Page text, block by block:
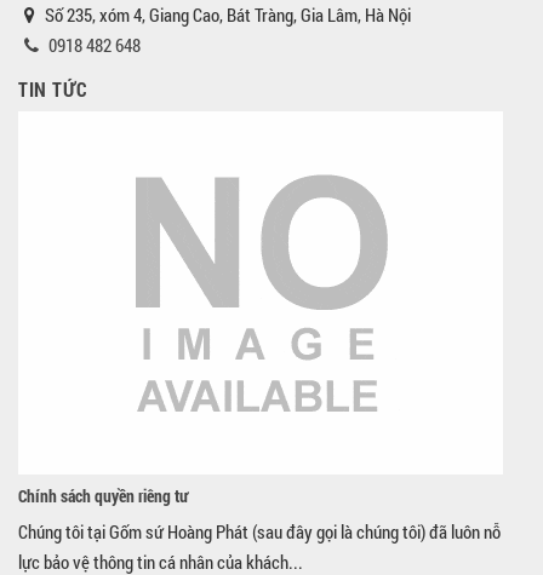
Số 235, xóm 4, Giang Cao, Bát Tràng, Gia Lâm, Hà Nội
0918 482 648
TIN TỨC
Chính sách quyền riêng tư
Chúng tôi tại Gốm sứ Hoàng Phát (sau đây gọi là chúng tôi) đã luôn nỗ
lực bảo vệ thông tin cá nhân của khách...